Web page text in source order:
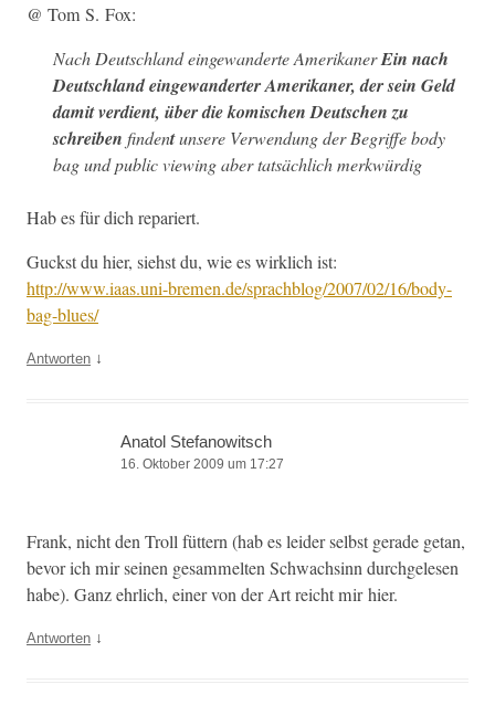
@ Tom S. Fox:
Nach Deutsch­land einge­wan­derte Amerikan­erEin nach
Deutsch­land einge­wan­dert­er Amerikan­er, der sein Geld
damit ver­di­ent, über die komis­chen Deutschen zu
schreiben find­entunsere Ver­wen­dung der Begriffe body
bag und pub­lic view­ing aber tat­säch­lich merkwürdig
Hab es für dich repariert.
Guckst du hier, siehst du, wie es wirk­lich ist:
http://www.iaas.uni-bremen.de/sprachblog/2007/02/16/body-
bag-blues/
Antworten ↓
Anatol Stefanowitsch
16. Oktober 2009 um 17:27
Frank, nicht den Troll füt­tern (hab es lei­der selb­st ger­ade getan,
bevor ich mir seinen gesam­melten Schwachsinn durchge­le­sen
habe). Ganz ehrlich, ein­er von der Art reicht mir hier.
Antworten ↓